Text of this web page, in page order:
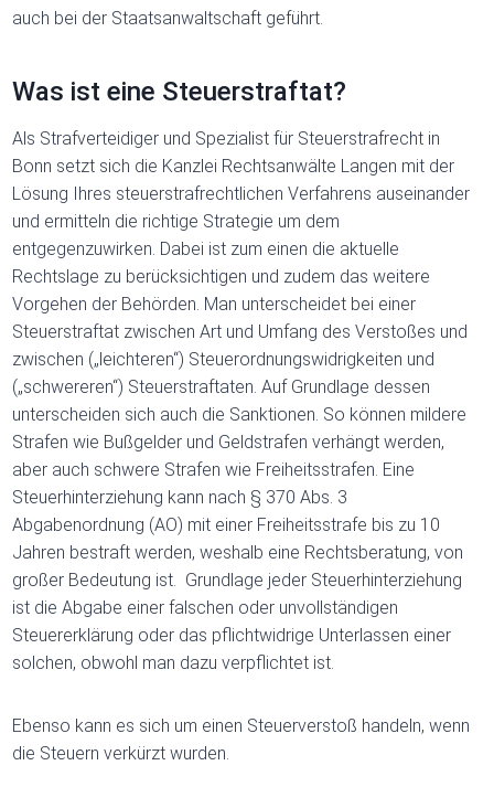
auch bei der Staatsanwaltschaft geführt.
Was ist eine Steuerstraftat?
Als Strafverteidiger und Spezialist für Steuerstrafrecht in
Bonn setzt sich die Kanzlei Rechtsanwälte Langen mit der
Lösung Ihres steuerstrafrechtlichen Verfahrens auseinander
und ermitteln die richtige Strategie um dem
entgegenzuwirken. Dabei ist zum einen die aktuelle
Rechtslage zu berücksichtigen und zudem das weitere
Vorgehen der Behörden. Man unterscheidet bei einer
Steuerstraftat zwischen Art und Umfang des Verstoßes und
zwischen („leichteren“) Steuerordnungswidrigkeiten und
(„schwereren“) Steuerstraftaten. Auf Grundlage dessen
unterscheiden sich auch die Sanktionen. So können mildere
Strafen wie Bußgelder und Geldstrafen verhängt werden,
aber auch schwere Strafen wie Freiheitsstrafen. Eine
Steuerhinterziehung kann nach § 370 Abs. 3
Abgabenordnung (AO) mit einer Freiheitsstrafe bis zu 10
Jahren bestraft werden, weshalb eine Rechtsberatung, von
großer Bedeutung ist. Grundlage jeder Steuerhinterziehung
ist die Abgabe einer falschen oder unvollständigen
Steuererklärung oder das pflichtwidrige Unterlassen einer
solchen, obwohl man dazu verpflichtet ist.
Ebenso kann es sich um einen Steuerverstoß handeln, wenn
die Steuern verkürzt wurden.